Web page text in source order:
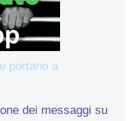
portano a
dei messaggi su